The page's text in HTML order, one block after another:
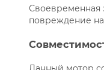
Своевременная
повреждение